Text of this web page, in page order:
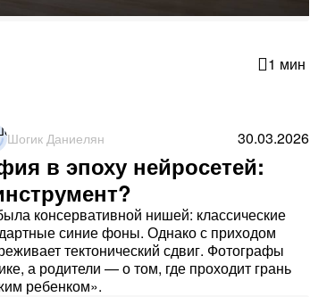
1 мин
Шогик Даниелян 30.03.2026
в эпоху нейросетей:
консервативной нишей: классические
синие фоны. Однако с приходом
тектонический сдвиг. Фотографы
а родители — о том, где проходит грань
ребенком».